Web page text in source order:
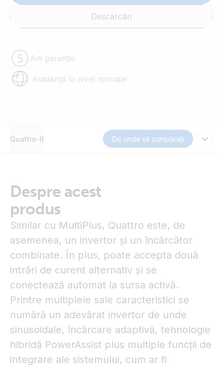
Descărcări
Ani garanție
Asistență la nivel mondial
Quattro-II De unde să cumpărați
Despre acest
produs
Similar cu MultiPlus, Quattro este, de
asemenea, un invertor și un încărcător
combinate. În plus, poate accepta două
intrări de curent alternativ și se
conectează automat la sursa activă.
Printre multiplele sale caracteristici se
numără un adevărat invertor de unde
sinusoidale, încărcare adaptivă, tehnologie
hibridă PowerAssist plus multiple funcții de
integrare ale sistemului, cum ar fi